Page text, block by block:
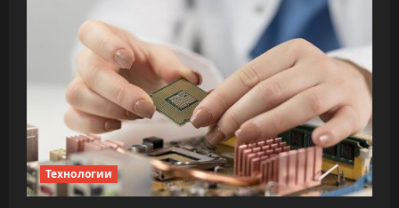
кормушки,
чтобы
следить
за
россиянами
Технологии